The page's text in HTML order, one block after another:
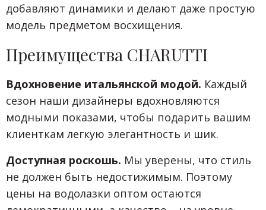
добавляют динамики и делают даже простую
модель предметом восхищения.
Преимущества CHARUTTI
Вдохновение итальянской модой. Каждый
сезон наши дизайнеры вдохновляются
модными показами, чтобы подарить вашим
клиенткам легкую элегантность и шик.
Доступная роскошь. Мы уверены, что стиль
не должен быть недостижимым. Поэтому
цены на водолазки оптом остаются